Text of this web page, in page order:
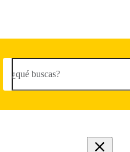
¿qué buscas?